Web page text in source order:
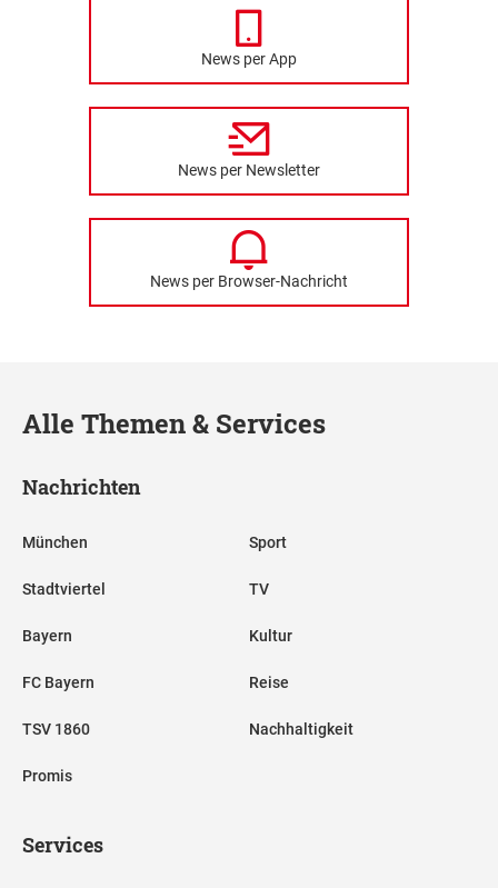
News per App
News per Newsletter
News per Browser-Nachricht
Alle Themen & Services
Nachrichten
München
Stadtviertel
Bayern
FC Bayern
TSV 1860
Promis
Sport
TV
Kultur
Reise
Nachhaltigkeit
Services